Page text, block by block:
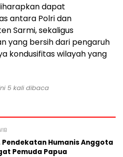
dapat
antara Polri dan
Sarmi, sekaligus
yang bersih dari pengaruh
kondusifitas wilayah yang
5 kali dibaca
Humanis Anggota
Pemuda Papua